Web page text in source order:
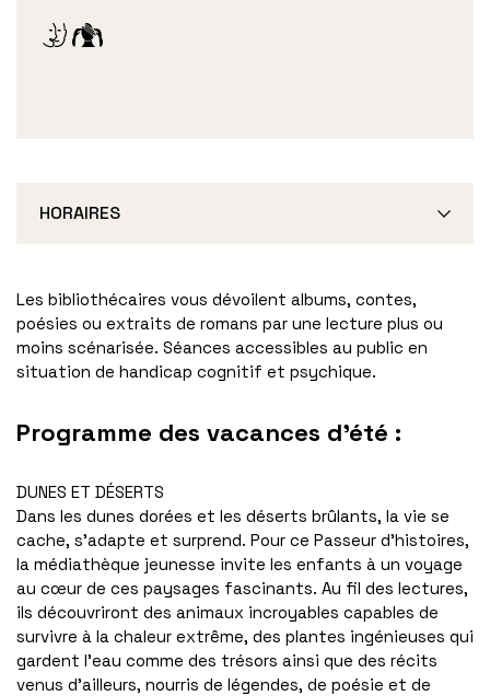
HORAIRES
Les bibliothécaires vous dévoilent albums, contes,
poésies ou extraits de romans par une lecture plus ou
moins scénarisée. Séances accessibles au public en
situation de handicap cognitif et psychique.
Programme des vacances d'été :
DUNES ET DÉSERTS
Dans les dunes dorées et les déserts brûlants, la vie se
cache, s’adapte et surprend. Pour ce Passeur d’histoires,
la médiathèque jeunesse invite les enfants à un voyage
au cœur de ces paysages fascinants. Au fil des lectures,
ils découvriront des animaux incroyables capables de
survivre à la chaleur extrême, des plantes ingénieuses qui
gardent l’eau comme des trésors ainsi que des récits
venus d’ailleurs, nourris de légendes, de poésie et de